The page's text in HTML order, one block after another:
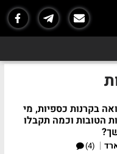
בקרנות כספיות, מי
הטובות וכמה תקבלו
|
(4)